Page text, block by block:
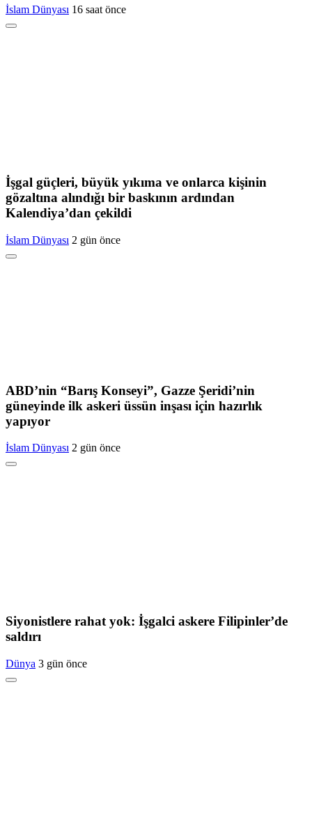
İslam Dünyası 16 saat önce
İşgal güçleri, büyük yıkıma ve onlarca kişinin
gözaltına alındığı bir baskının ardından
Kalendiya’dan çekildi
İslam Dünyası 2 gün önce
ABD’nin “Barış Konseyi”, Gazze Şeridi’nin
güneyinde ilk askeri üssün inşası için hazırlık
yapıyor
İslam Dünyası 2 gün önce
Siyonistlere rahat yok: İşgalci askere Filipinler’de
saldırı
Dünya 3 gün önce